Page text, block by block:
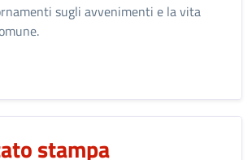
sugli avvenimenti e la vita
stampa